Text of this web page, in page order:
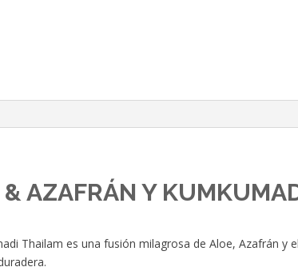
& AZAFRÁN Y
Thailam es una fusión milagrosa de Aloe, Azafrán